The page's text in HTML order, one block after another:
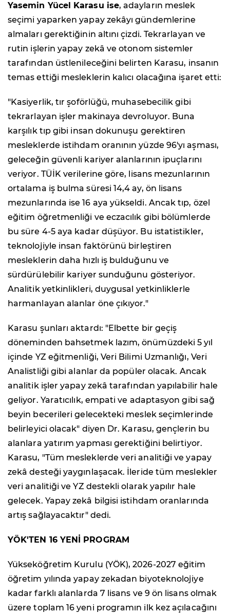
Yasemin Yücel Karasu ise, adayların meslek
seçimi yaparken yapay zekâyı gündemlerine
almaları gerektiğinin altını çizdi. Tekrarlayan ve
rutin işlerin yapay zekâ ve otonom sistemler
tarafından üstlenileceğini belirten Karasu, insanın
temas ettiği mesleklerin kalıcı olacağına işaret etti:
"Kasiyerlik, tır şoförlüğü, muhasebecilik gibi
tekrarlayan işler makinaya devroluyor. Buna
karşılık tıp gibi insan dokunuşu gerektiren
mesleklerde istihdam oranının yüzde 96'yı aşması,
geleceğin güvenli kariyer alanlarının ipuçlarını
veriyor. TÜİK verilerine göre, lisans mezunlarının
ortalama iş bulma süresi 14,4 ay, ön lisans
mezunlarında ise 16 aya yükseldi. Ancak tıp, özel
eğitim öğretmenliği ve eczacılık gibi bölümlerde
bu süre 4-5 aya kadar düşüyor. Bu istatistikler,
teknolojiyle insan faktörünü birleştiren
mesleklerin daha hızlı iş bulduğunu ve
sürdürülebilir kariyer sunduğunu gösteriyor.
Analitik yetkinlikleri, duygusal yetkinliklerle
harmanlayan alanlar öne çıkıyor."
Karasu şunları aktardı: "Elbette bir geçiş
döneminden bahsetmek lazım, önümüzdeki 5 yıl
içinde YZ eğitmenliği, Veri Bilimi Uzmanlığı, Veri
Analistliği gibi alanlar da popüler olacak. Ancak
analitik işler yapay zekâ tarafından yapılabilir hale
geliyor. Yaratıcılık, empati ve adaptasyon gibi sağ
beyin becerileri gelecekteki meslek seçimlerinde
belirleyici olacak" diyen Dr. Karasu, gençlerin bu
alanlara yatırım yapması gerektiğini belirtiyor.
Karasu, "Tüm mesleklerde veri analitiği ve yapay
zekâ desteği yaygınlaşacak. İleride tüm meslekler
veri analitiği ve YZ destekli olarak yapılır hale
gelecek. Yapay zekâ bilgisi istihdam oranlarında
artış sağlayacaktır" dedi.
YÖK'TEN 16 YENİ PROGRAM
Yükseköğretim Kurulu (YÖK), 2026-2027 eğitim
öğretim yılında yapay zekadan biyoteknolojiye
kadar farklı alanlarda 7 lisans ve 9 ön lisans olmak
üzere toplam 16 yeni programın ilk kez açılacağını